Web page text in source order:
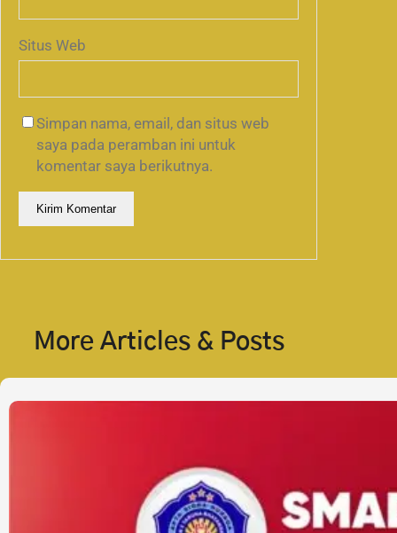
Situs Web
Simpan nama, email, dan situs web
saya pada peramban ini untuk
komentar saya berikutnya.
More Articles & Posts